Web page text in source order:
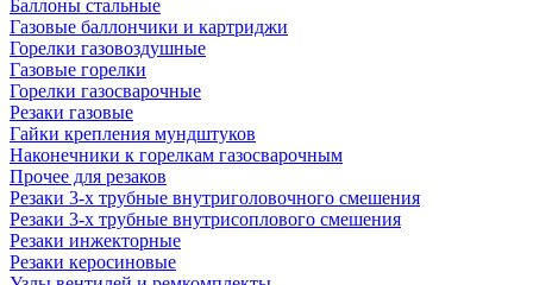
Баллоны стальные
Газовые баллончики и картриджи
Горелки газовоздушные
Газовые горелки
Горелки газосварочные
Резаки газовые
Гайки крепления мундштуков
Наконечники к горелкам газосварочным
Прочее для резаков
Резаки 3-х трубные внутриголовочного смешения
Резаки 3-х трубные внутрисоплового смешения
Резаки инжекторные
Резаки керосиновые